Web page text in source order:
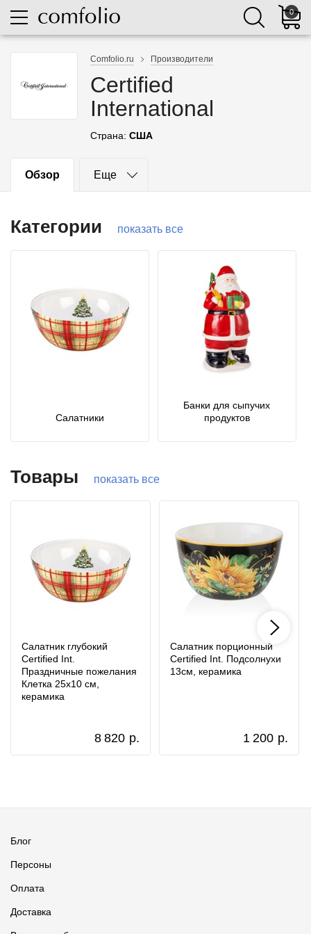
0
Comfolio.ru Производители
Certified
International
Страна: США
Обзор Еще
Категории показать все
Салатники
Банки для сыпучих
продуктов
Товары показать все
Салатник глубокий
Certified Int.
Праздничные пожелания
Клетка 25х10 см,
керамика
8 820 р.
Салатник порционный
Certified Int. Подсолнухи
13см, керамика
1 200 р.
Блог
Персоны
Оплата
Доставка